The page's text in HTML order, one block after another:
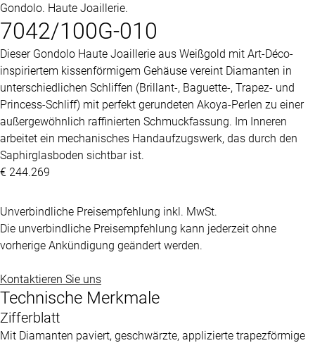
Gondolo. Haute Joaillerie.
7042/100G-010
Dieser Gondolo Haute Joaillerie aus Weißgold mit Art-Déco-
inspiriertem kissenförmigem Gehäuse vereint Diamanten in
unterschiedlichen Schliffen (Brillant-, Baguette-, Trapez- und
Princess-Schliff) mit perfekt gerundeten Akoya-Perlen zu einer
außergewöhnlich raffinierten Schmuckfassung. Im Inneren
arbeitet ein mechanisches Handaufzugswerk, das durch den
Saphirglasboden sichtbar ist.
€ 244.269
Unverbindliche Preisempfehlung inkl. MwSt.
Die unverbindliche Preisempfehlung kann jederzeit ohne
vorherige Ankündigung geändert werden.
Kontaktieren Sie uns
Technische Merkmale
Zifferblatt
Mit Diamanten paviert, geschwärzte, applizierte trapezförmige